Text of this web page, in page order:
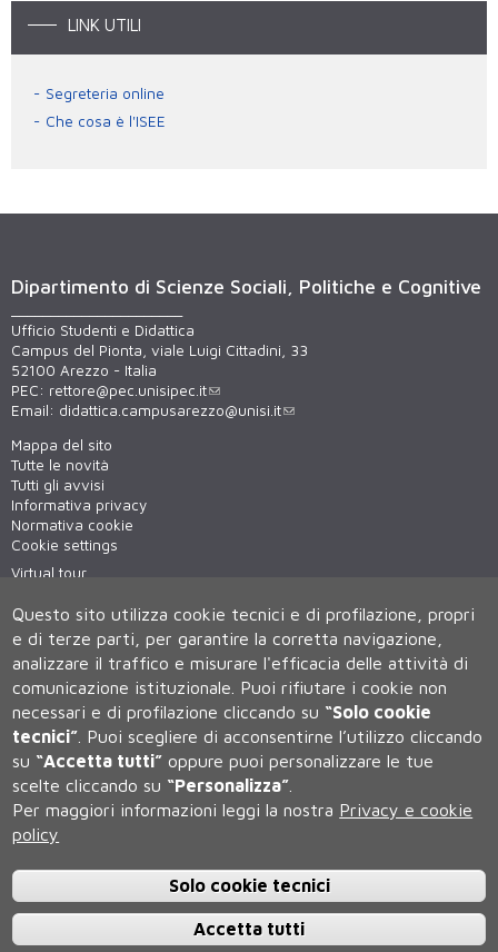
LINK UTILI
Segreteria online
Che cosa è l'ISEE
Dipartimento di Scienze Sociali, Politiche e Cognitive
Ufficio Studenti e Didattica
Campus del Pionta, viale Luigi Cittadini, 33
52100 Arezzo - Italia
PEC: rettore@pec.unisipec.it
Email: didattica.campusarezzo@unisi.it
Mappa del sito
Tutte le novità
Tutti gli avvisi
Informativa privacy
Normativa cookie
Cookie settings
Virtual tour
Università degli Studi di Siena
Rettorato, via Banchi di Sotto 55, 53100 Siena ITALIA
P.IVA 00273530527 | C.F. 80002070524 | Caselle Pec:Posta
Elettronica Certificata
0577 235555 (dal lunedì al venerdì dalle 9.30 alle 10.30)
Questo sito utilizza cookie tecnici e di profilazione, propri
e di terze parti, per garantire la corretta navigazione,
analizzare il traffico e misurare l'efficacia delle attività di
comunicazione istituzionale. Puoi rifiutare i cookie non
necessari e di profilazione cliccando su “Solo cookie
tecnici” Puoi scegliere di acconsentirne l’utilizzo cliccando
su “Accetta tutti” oppure puoi personalizzare le tue
scelte cliccando su “Personalizza”
Per maggiori informazioni leggi la nostra Privacy e cookie
policy
Solo cookie tecnici
Accetta tutti